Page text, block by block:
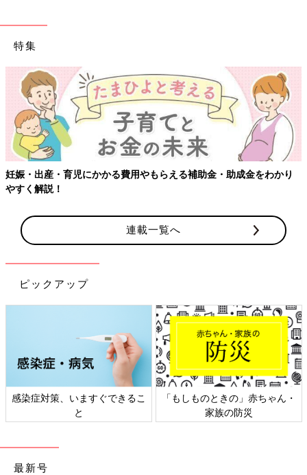
特集
【ワクチン接種できるものも】妊婦の感染症対策、知っておいて！
連載一覧へ
ピックアップ
日本外来小児科学会リーフレッ
ト検討会
六星占術 細木かおりさんの人生
相談
最新号